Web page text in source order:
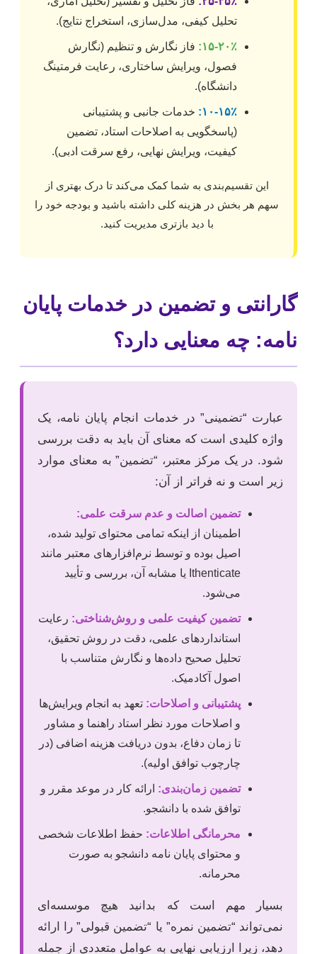
تحلیل کیفی، مدل‌سازی، استخراج نتایج).
۱۵-۲۰٪: فاز نگارش و تنظیم (نگارش
فصول، ویرایش ساختاری، رعایت فرمتینگ
دانشگاه).
۱۰-۱۵٪:
خدمات جانبی و پشتیبانی
(پاسخگویی به اصلاحات استاد، تضمین
کیفیت، ویرایش نهایی، رفع سرقت ادبی).
این تقسیم‌بندی به شما کمک می‌کند تا درک بهتری از
سهم هر بخش در هزینه کلی داشته باشید و بودجه خود را
با دید بازتری مدیریت کنید.
گارانتی و تضمین در خدمات پایان
نامه: چه معنایی دارد؟
عبارت “تضمینی” در خدمات انجام پایان نامه، یک
واژه کلیدی است که معنای آن باید به دقت بررسی
شود. در یک مرکز معتبر، “تضمین” به معنای موارد
زیر است و نه فراتر از آن:
تضمین اصالت و عدم سرقت علمی:
اطمینان از اینکه تمامی محتوای تولید شده،
اصیل بوده و توسط نرم‌افزارهای معتبر مانند
Ithenticate یا مشابه آن، بررسی و تأیید
می‌شود.
تضمین کیفیت علمی و روش‌شناختی: رعایت
استانداردهای علمی، دقت در روش تحقیق،
تحلیل صحیح داده‌ها و نگارش متناسب با
اصول آکادمیک.
پشتیبانی و اصلاحات: تعهد به انجام ویرایش‌ها
و اصلاحات مورد نظر استاد راهنما و مشاور
تا زمان دفاع، بدون دریافت هزینه اضافی (در
چارچوب توافق اولیه).
تضمین زمان‌بندی: ارائه کار در موعد مقرر و
توافق شده با دانشجو.
محرمانگی اطلاعات: حفظ اطلاعات شخصی
و محتوای پایان نامه دانشجو به صورت
محرمانه.
بسیار مهم است که بدانید هیچ موسسه‌ای
نمی‌تواند “تضمین نمره” یا “تضمین قبولی” را ارائه
دهد، زیرا ارزیابی نهایی به عوامل متعددی از جمله